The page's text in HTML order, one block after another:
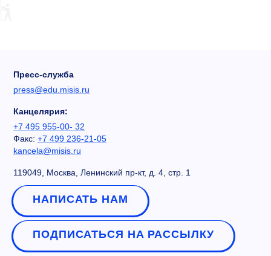
Пресс-служба
press@edu.misis.ru
Канцелярия:
+7 495 955-00- 32
Факс: +7 499 236-21-05
kancela@misis.ru
119049, Москва, Ленинский пр-кт, д. 4, стр. 1
НАПИСАТЬ НАМ
ПОДПИСАТЬСЯ НА РАССЫЛКУ